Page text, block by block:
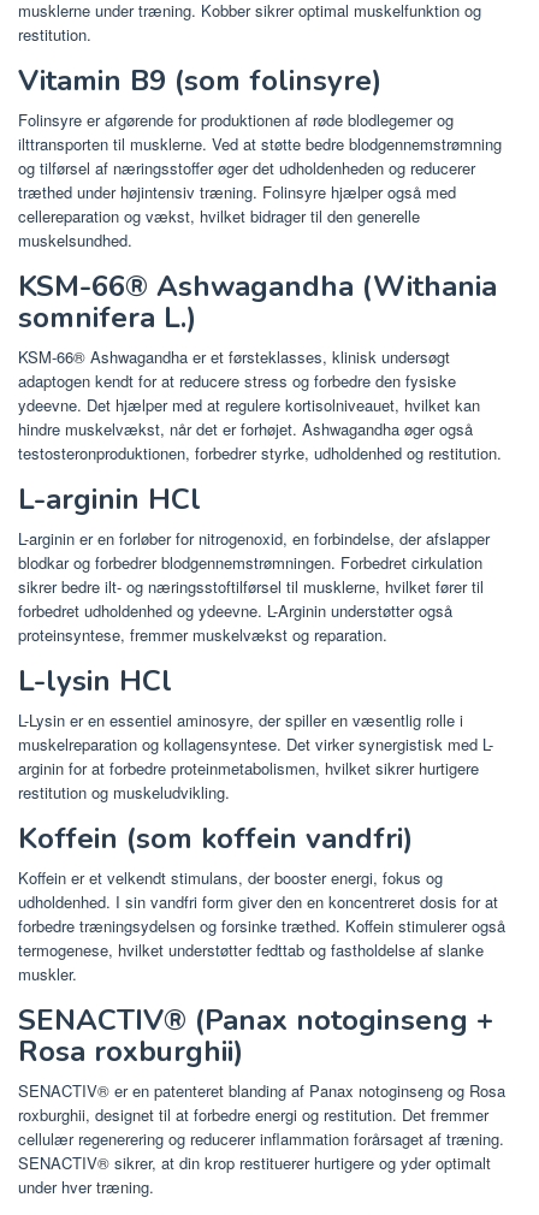
musklerne under træning. Kobber sikrer optimal muskelfunktion og
restitution.
Vitamin B9 (som folinsyre)
Folinsyre er afgørende for produktionen af ​​røde blodlegemer og
ilttransporten til musklerne. Ved at støtte bedre blodgennemstrømning
og tilførsel af næringsstoffer øger det udholdenheden og reducerer
træthed under højintensiv træning. Folinsyre hjælper også med
cellereparation og vækst, hvilket bidrager til den generelle
muskelsundhed.
KSM-66® Ashwagandha (Withania
somnifera L.)
KSM-66® Ashwagandha er et førsteklasses, klinisk undersøgt
adaptogen kendt for at reducere stress og forbedre den fysiske
ydeevne. Det hjælper med at regulere kortisolniveauet, hvilket kan
hindre muskelvækst, når det er forhøjet. Ashwagandha øger også
testosteronproduktionen, forbedrer styrke, udholdenhed og restitution.
L-arginin HCl
L-arginin er en forløber for nitrogenoxid, en forbindelse, der afslapper
blodkar og forbedrer blodgennemstrømningen. Forbedret cirkulation
sikrer bedre ilt- og næringsstoftilførsel til musklerne, hvilket fører til
forbedret udholdenhed og ydeevne. L-Arginin understøtter også
proteinsyntese, fremmer muskelvækst og reparation.
L-lysin HCl
L-Lysin er en essentiel aminosyre, der spiller en væsentlig rolle i
muskelreparation og kollagensyntese. Det virker synergistisk med L-
arginin for at forbedre proteinmetabolismen, hvilket sikrer hurtigere
restitution og muskeludvikling.
Koffein (som koffein vandfri)
Koffein er et velkendt stimulans, der booster energi, fokus og
udholdenhed. I sin vandfri form giver den en koncentreret dosis for at
forbedre træningsydelsen og forsinke træthed. Koffein stimulerer også
termogenese, hvilket understøtter fedttab og fastholdelse af slanke
muskler.
SENACTIV® (Panax notoginseng +
Rosa roxburghii)
SENACTIV® er en patenteret blanding af Panax notoginseng og Rosa
roxburghii, designet til at forbedre energi og restitution. Det fremmer
cellulær regenerering og reducerer inflammation forårsaget af træning.
SENACTIV® sikrer, at din krop restituerer hurtigere og yder optimalt
under hver træning.